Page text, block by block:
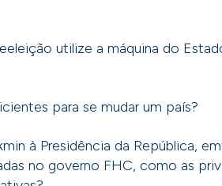
utilize a máquina do
para se mudar um país?
à Presidência da República,
no governo FHC, como as